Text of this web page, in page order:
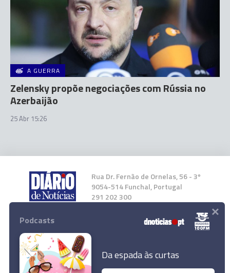
A GUERRA
Zelensky propõe negociações com Rússia no
Azerbaijão
25 Abr 15:26
Rua Dr. Fernão de Ornelas, 56 - 3º
9054-514 Funchal, Portugal
291 202 300
Instale a nossa App
Podcasts
Da espada às curtas
×